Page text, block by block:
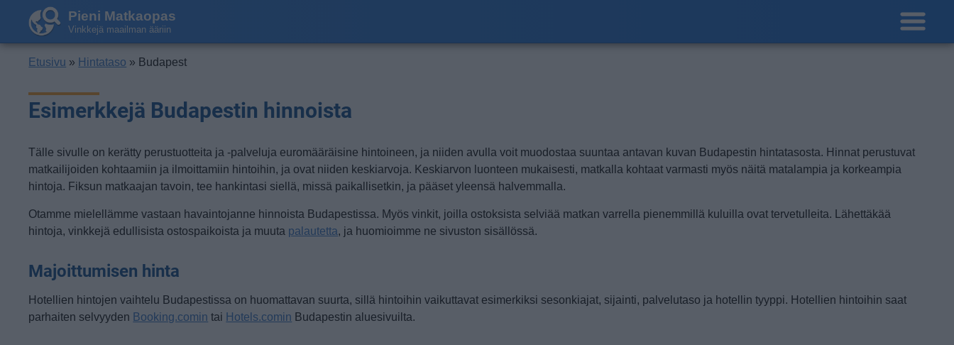
Pieni Matkaopas
Vinkkejä maailman ääriin
Etusivu » Hintataso » Budapest
Esimerkkejä Budapestin hinnoista
Tälle sivulle on kerätty perustuotteita ja -palveluja euromääräisine hintoineen, ja niiden avulla voit muodostaa suuntaa antavan kuvan Budapestin hintatasosta. Hinnat perustuvat
matkailijoiden kohtaamiin ja ilmoittamiin hintoihin, ja ovat niiden keskiarvoja. Keskiarvon luonteen mukaisesti, matkalla kohtaat varmasti myös näitä matalampia ja korkeampia
hintoja. Fiksun matkaajan tavoin, tee hankintasi siellä, missä paikallisetkin, ja pääset yleensä halvemmalla.
Otamme mielellämme vastaan havaintojanne hinnoista Budapestissa. Myös vinkit, joilla ostoksista selviää matkan varrella pienemmillä kuluilla ovat tervetulleita. Lähettäkää
hintoja, vinkkejä edullisista ostospaikoista ja muuta palautetta, ja huomioimme ne sivuston sisällössä.
Majoittumisen hinta
Hotellien hintojen vaihtelu Budapestissa on huomattavan suurta, sillä hintoihin vaikuttavat esimerkiksi sesonkiajat, sijainti, palvelutaso ja hotellin tyyppi. Hotellien hintoihin saat
parhaiten selvyyden Booking.comin tai Hotels.comin Budapestin aluesivuilta.